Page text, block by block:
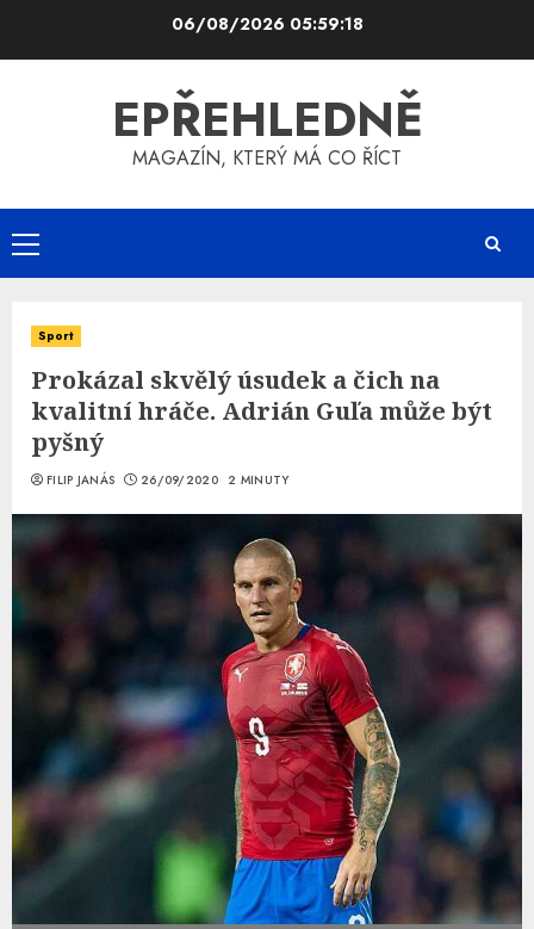
06/08/2026 05:59:19
EPŘEHLEDNĚ
MAGAZÍN, KTERÝ MÁ CO ŘÍCT
Primary
Menu
Sport
Prokázal skvělý úsudek a čich na
kvalitní hráče. Adrián Guľa může být
pyšný
FILIP JANÁS 26/09/2020 2 MINUTY